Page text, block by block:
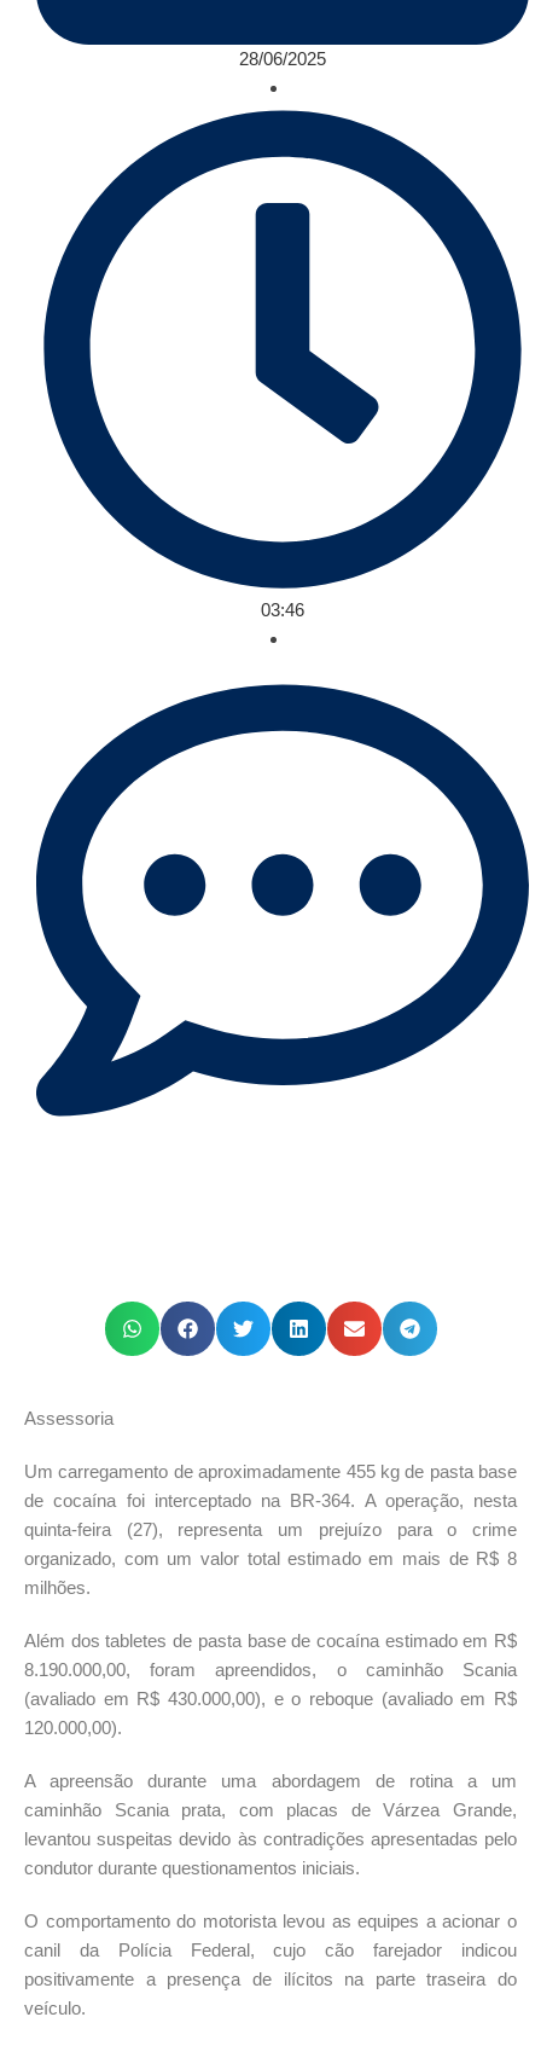
28/06/2025
03:46
Assessoria
Um carregamento de aproximadamente 455 kg de pasta base
de cocaína foi interceptado na BR-364. A operação, nesta
quinta-feira (27), representa um prejuízo para o crime
organizado, com um valor total estimado em mais de R$ 8
milhões.
Além dos tabletes de pasta base de cocaína estimado em R$
8.190.000,00, foram apreendidos, o caminhão Scania
(avaliado em R$ 430.000,00), e o reboque (avaliado em R$
120.000,00).
A apreensão durante uma abordagem de rotina a um
caminhão Scania prata, com placas de Várzea Grande,
levantou suspeitas devido às contradições apresentadas pelo
condutor durante questionamentos iniciais.
O comportamento do motorista levou as equipes a acionar o
canil da Polícia Federal, cujo cão farejador indicou
positivamente a presença de ilícitos na parte traseira do
veículo.